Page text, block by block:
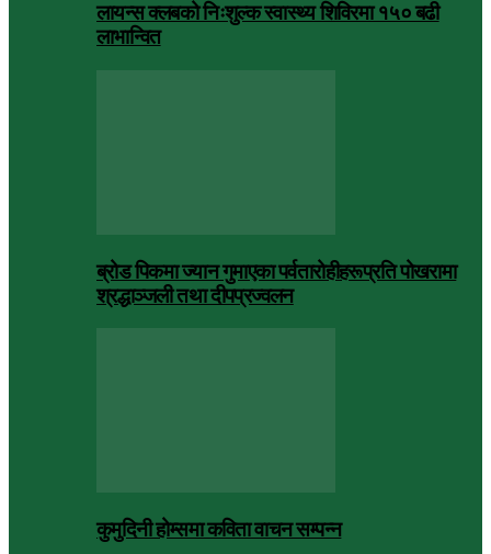
लायन्स क्लबको निःशुल्क स्वास्थ्य शिविरमा १५० बढी
लाभान्वित
ब्रोड पिकमा ज्यान गुमाएका पर्वतारोहीहरूप्रति पोखरामा
श्रद्धाञ्जली तथा दीपप्रज्वलन
कुमुदिनी होम्समा कविता वाचन सम्पन्न